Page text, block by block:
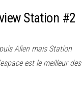
Station #2
Alien mais Station
est le meilleur des